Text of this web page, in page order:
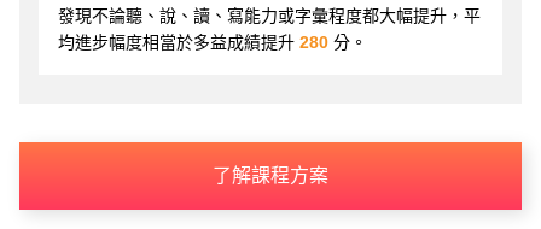
發現不論聽、說、讀、寫能力或字彙程度都大幅提升，平
均進步幅度相當於多益成績提升 280 分。
了解課程方案